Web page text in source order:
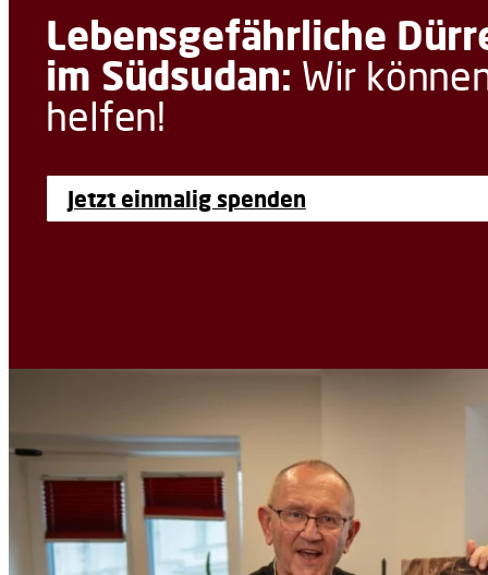
Lebensgefährliche
im Südsudan: Wir
helfen!
Jetzt einmalig spenden